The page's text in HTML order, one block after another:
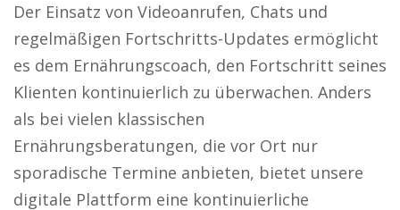
Der Einsatz von Videoanrufen, Chats und
regelmäßigen Fortschritts-Updates ermöglicht
es dem Ernährungscoach, den Fortschritt seines
Klienten kontinuierlich zu überwachen. Anders
als bei vielen klassischen
Ernährungsberatungen, die vor Ort nur
sporadische Termine anbieten, bietet unsere
digitale Plattform eine kontinuierliche